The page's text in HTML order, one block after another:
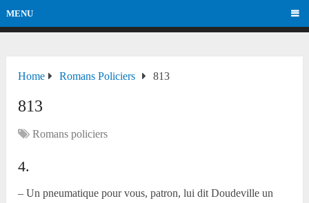
MENU
Home Romans Policiers 813
813
Romans policiers
4.
– Un pneumatique pour vous, patron, lui dit Doudeville un